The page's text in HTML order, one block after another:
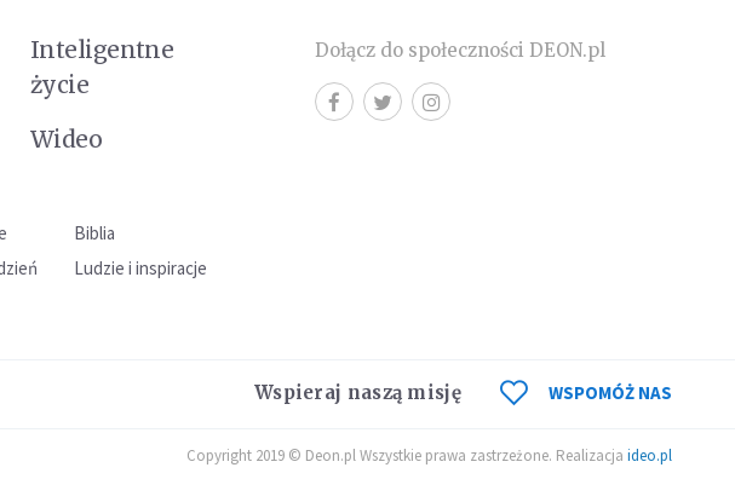
Inteligentne
życie
Wideo
Biblia
Ludzie i inspiracje
Dołącz do społeczności DEON.pl
Wspieraj naszą misję WSPOMÓŻ NAS
Copyright 2019 © Deon.pl Wszystkie prawa zastrzeżone. Realizacja ideo.pl